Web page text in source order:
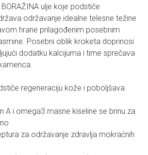
ulje koje podstiče
održavanje idealne telesne težine
hrane prilagođenim posebnim
Posebni oblik kroketa doprinosi
dodatku kalcijuma i time sprečava
regeneraciju kože i poboljšava
A i omega3 masne kiseline se brinu za
za održavanje zdravlja mokraćnih